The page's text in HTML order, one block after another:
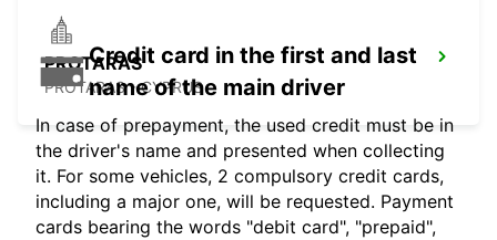
PROTARAS
PROTARAS - CYPRUS
Credit card in the first and last
name of the main driver
In case of prepayment, the used credit must be in
the driver's name and presented when collecting
it. For some vehicles, 2 compulsory credit cards,
including a major one, will be requested. Payment
cards bearing the words "debit card", "prepaid",